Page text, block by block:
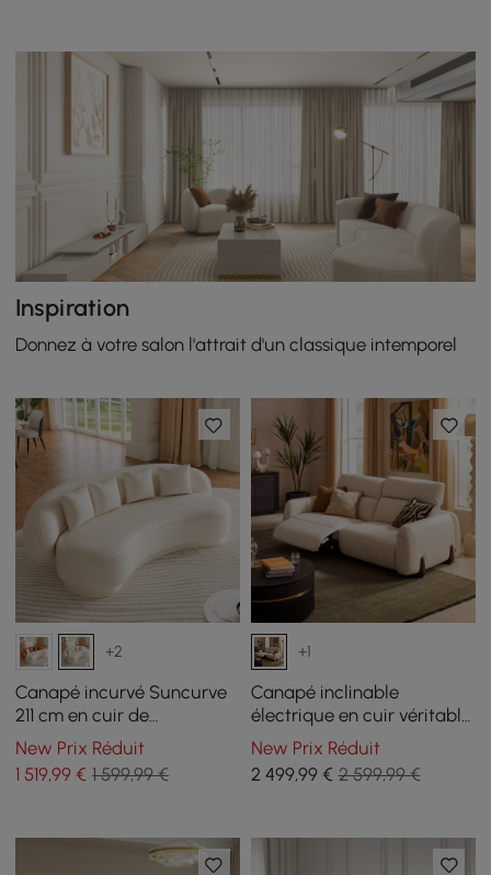
Inspiration
Donnez à votre salon l'attrait d'un classique intemporel
+2
Canapé incurvé Suncurve
211 cm en cuir de
performance avec oreillers
New Prix Réduit
1 519,99 € 1 599,99 €
+1
Canapé inclinable
électrique en cuir véritable
Curva de 85 pouces avec
appuie-tête réglable
New Prix Réduit
2 499,99€ 2 599,99 €